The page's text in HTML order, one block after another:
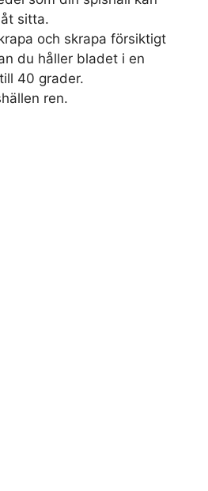
sitta.
och skrapa försiktigt
du håller bladet i en
40 grader.
ren.